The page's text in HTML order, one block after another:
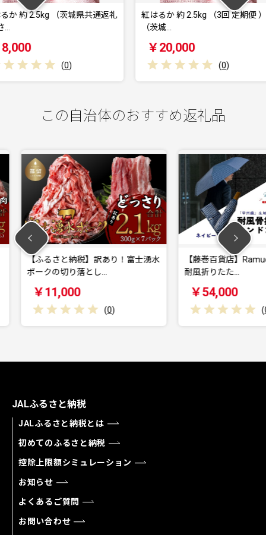
県共通返礼
紅はるか 約 2.5kg （3回 定期便 ）
(0)
紅はるか
この自治体のおすすめ返礼品
り！富士湧水
【藤巻百貨店】Ramuda 晴雨兼用
耐風折りたた…
【
JALふるさと納税
JALふるさと納税とは
初めてのふるさと納税
控除上限額シミュレーション
お知らせ
よくあるご質問
お問い合わせ